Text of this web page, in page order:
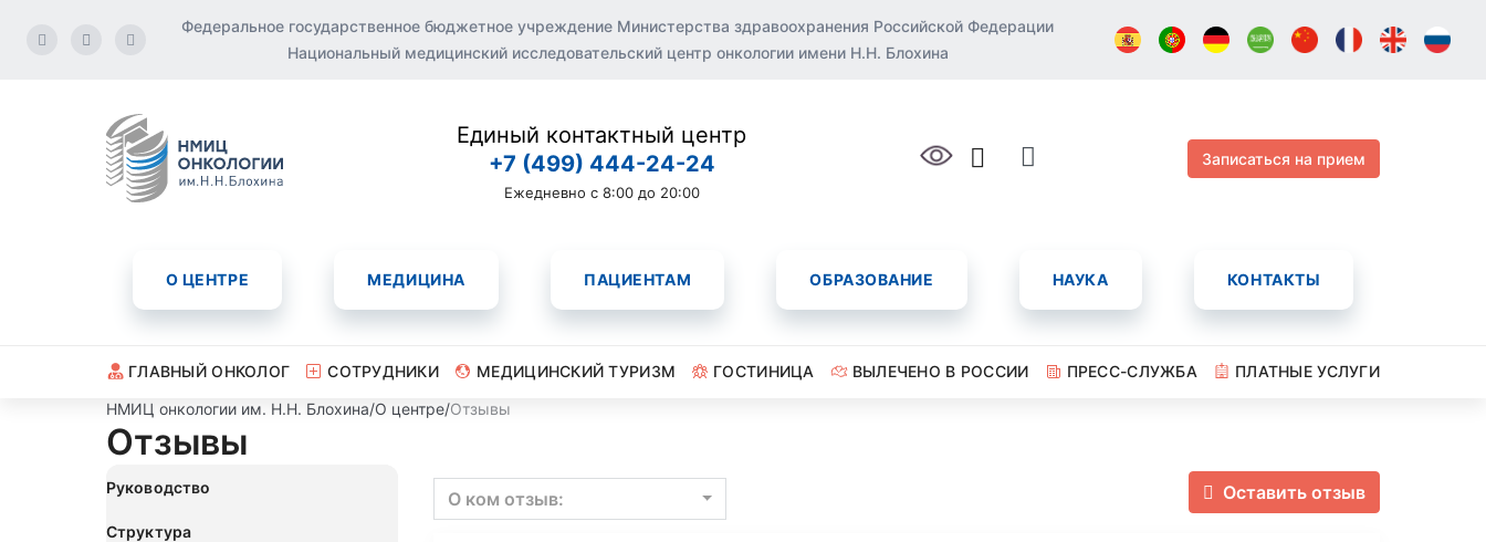
Федеральное государственное бюджетное учреждение Министерства здравоохранения Российской Федерации
Национальный медицинский исследовательский центр онкологии имени Н.Н. Блохина
Единый контактный центр
+7 (499) 444-24-24
Ежедневно с 8:00 до 20:00
Записаться на прием
О ЦЕНТРЕ МЕДИЦИНА ПАЦИЕНТАМ ОБРАЗОВАНИЕ НАУКА КОНТАКТЫ
ГЛАВНЫЙ ОНКОЛОГ СОТРУДНИКИ МЕДИЦИНСКИЙ ТУРИЗМ ГОСТИНИЦА ВЫЛЕЧЕНО В РОССИИ ПРЕСС-СЛУЖБА
ПЛАТНЫЕ УСЛУГИ
НМИЦ онкологии им. Н.Н. Блохина/О центре/Отзывы
Отзывы
Руководство
Структура
Оставить отзыв
О ком отзыв: